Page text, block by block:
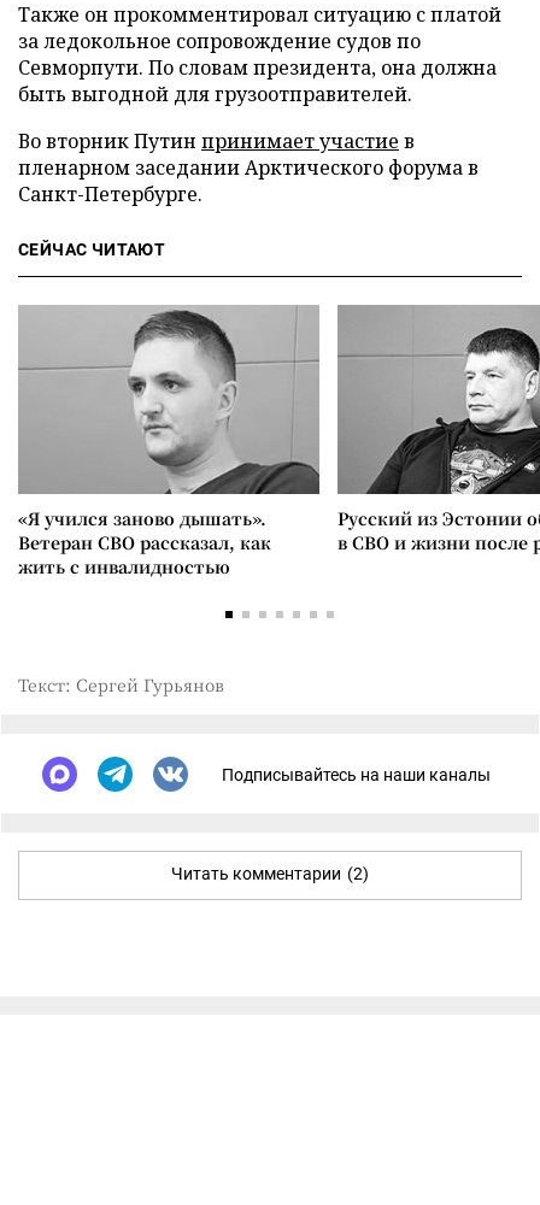
Также он прокомментировал ситуацию с платой
за ледокольное сопровождение судов по
Севморпути. По словам президента, она должна
быть выгодной для грузоотправителей.
Во вторник Путин принимает участие в
пленарном заседании Арктического форума в
Санкт-Петербурге.
СЕЙЧАС ЧИТАЮТ
«Я учился заново дышать».
Ветеран СВО рассказал, как
жить с инвалидностью
Русский из Эстонии
в СВО и жизни после
Текст: Сергей Гурьянов
Подписывайтесь на наши каналы
Читать комментарии (2)